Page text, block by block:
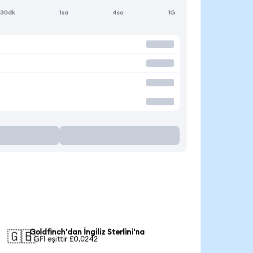
30dk 1sa 4sa 1G
🇬🇧Goldfinch'dan İngiliz Sterlini'na
1 GFI eşittir £0,0242